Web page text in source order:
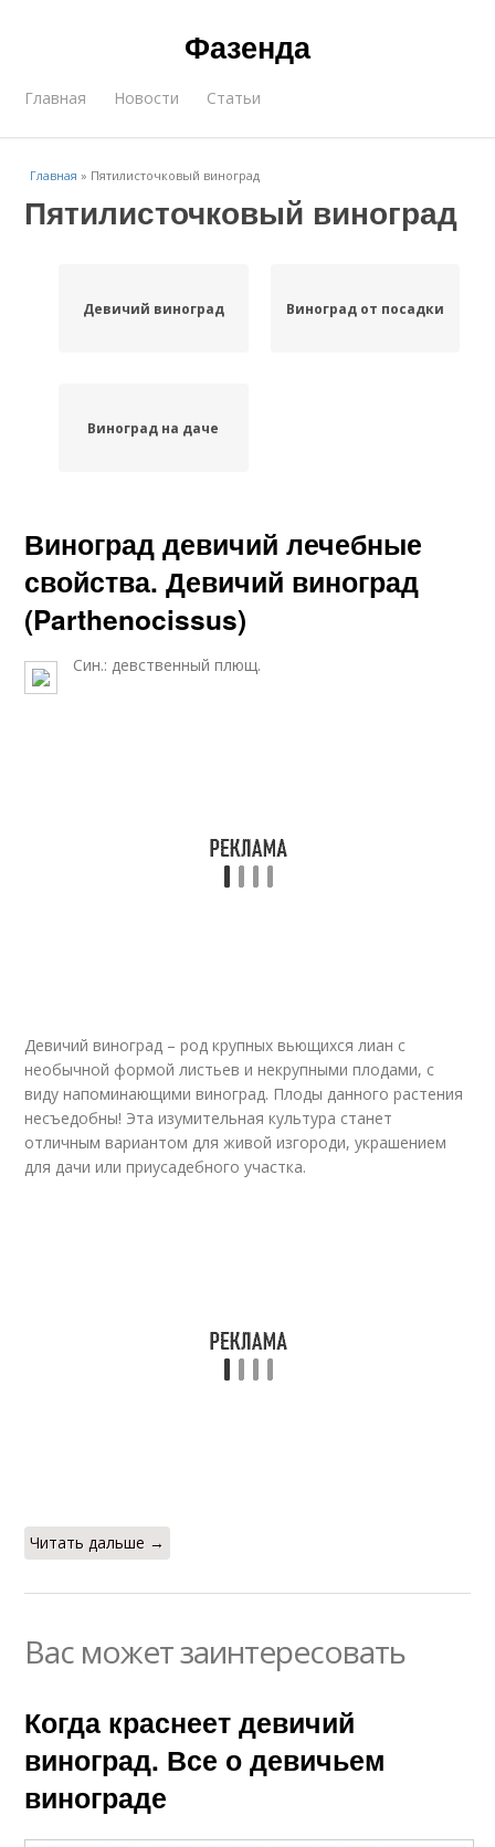
Фазенда
Главная Новости Статьи
Главная » Пятилисточковый виноград
Пятилисточковый виноград
Девичий виноград Виноград от посадки
Виноград на даче
Виноград девичий лечебные
свойства. Девичий виноград
(Parthenocissus)
Син.: девственный плющ.
Девичий виноград – род крупных вьющихся лиан с
необычной формой листьев и некрупными плодами, с
виду напоминающими виноград. Плоды данного растения
несъедобны! Эта изумительная культура станет
отличным вариантом для живой изгороди, украшением
для дачи или приусадебного участка.
Читать дальше →
Вас может заинтересовать
Когда краснеет девичий
виноград. Все о девичьем
винограде